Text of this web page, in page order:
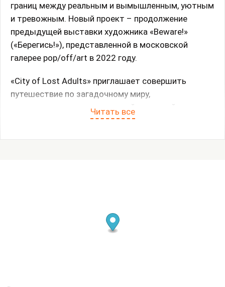
границ между реальным и вымышленным, уютным
и тревожным. Новый проект – продолжение
предыдущей выставки художника «Beware!»
(«Берегись!»), представленной в московской
галерее pop/off/art в 2022 году.
«City of Lost Adults» приглашает совершить
путешествие по загадочному миру,
вдохновленному американской массовой
культурой и таинственной эстетикой
угловатыми низкополигональными персонажами
стал отправной точкой для создания проекта.
Читать все